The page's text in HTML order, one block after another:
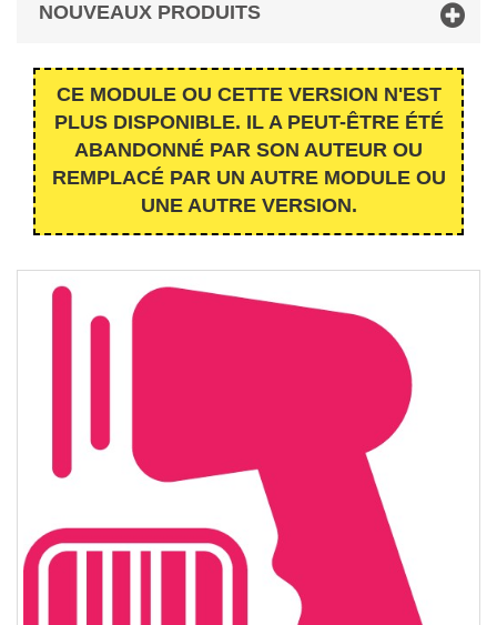
NOUVEAUX PRODUITS
CE MODULE OU CETTE VERSION N'EST
PLUS DISPONIBLE. IL A PEUT-ÊTRE ÉTÉ
ABANDONNÉ PAR SON AUTEUR OU
REMPLACÉ PAR UN AUTRE MODULE OU
UNE AUTRE VERSION.